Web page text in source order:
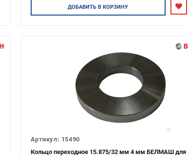
Авторизуйтесь
ДОБАВИТЬ В КОРЗИНУ
Артикул: 15490
Кольцо переходное 15.875/32 мм 4 мм БЕЛМАШ для